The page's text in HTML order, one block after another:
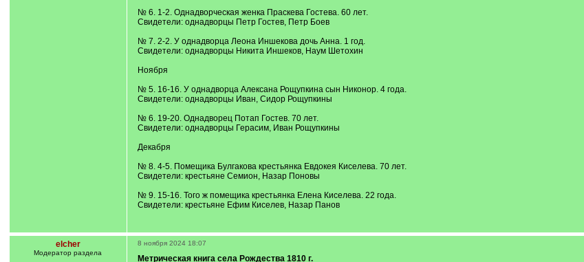
№ 6. 1-2. Однадворческая женка Праскева Гостева. 60 лет.
Свидетели: однадворцы Петр Гостев, Петр Боев
№ 7. 2-2. У однадворца Леона Иншекова дочь Анна. 1 год.
Свидетели: однадворцы Никита Иншеков, Наум Шетохин
Ноября
№ 5. 16-16. У однадворца Алексана Рощупкина сын Никонор. 4 года.
Свидетели: однадворцы Иван, Сидор Рощупкины
№ 6. 19-20. Однадворец Потап Гостев. 70 лет.
Свидетели: однадворцы Герасим, Иван Рощупкины
Декабря
№ 8. 4-5. Помещика Булгакова крестьянка Евдокея Киселева. 70 лет.
Свидетели: крестьяне Семион, Назар Поновы
№ 9. 15-16. Того ж помещика крестьянка Елена Киселева. 22 года.
Свидетели: крестьяне Ефим Киселев, Назар Панов
elcher
Модератор раздела
8 ноября 2024 18:07
Метрическая книга села Рождества 1810 г.